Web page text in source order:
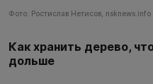
Фото: Ростислав Нетисов, nsknews.info
Как хранить дерево,
дольше